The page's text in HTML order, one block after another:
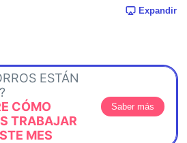
Expandir
ESTÁN
CÓMO
TRABAJAR
MES
Saber más